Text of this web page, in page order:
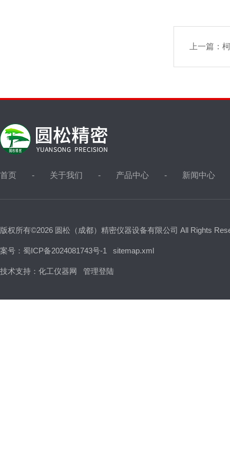
上一篇：
首页 关于我们 产品中心 新闻中心
版权所有©2026 圆松（成都）精密仪器设备有限公司 All Rights
案号：蜀ICP备2024081743号-1 sitemap.xml
技术支持： 化工仪器网 管理登陆